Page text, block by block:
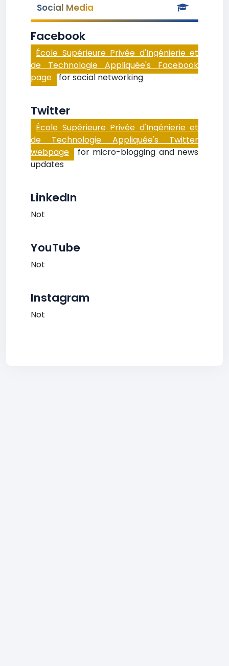
Social Media
Facebook
École Supérieure Privée d'Ingénierie et
de Technologie Appliquée's Facebook
page for social networking
Twitter
École Supérieure Privée d'Ingénierie et
de Technologie Appliquée's Twitter
webpage for micro-blogging and news
updates
LinkedIn
Not
YouTube
Not
Instagram
Not